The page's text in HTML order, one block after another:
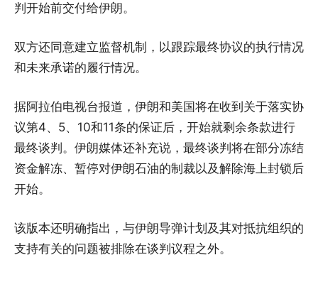
判开始前交付给伊朗。
双方还同意建立监督机制，以跟踪最终协议的执行情况
和未来承诺的履行情况。
据阿拉伯电视台报道，伊朗和美国将在收到关于落实协
议第4、5、10和11条的保证后，开始就剩余条款进行
最终谈判。伊朗媒体还补充说，最终谈判将在部分冻结
资金解冻、暂停对伊朗石油的制裁以及解除海上封锁后
开始。
该版本还明确指出，与伊朗导弹计划及其对抵抗组织的
支持有关的问题被排除在谈判议程之外。